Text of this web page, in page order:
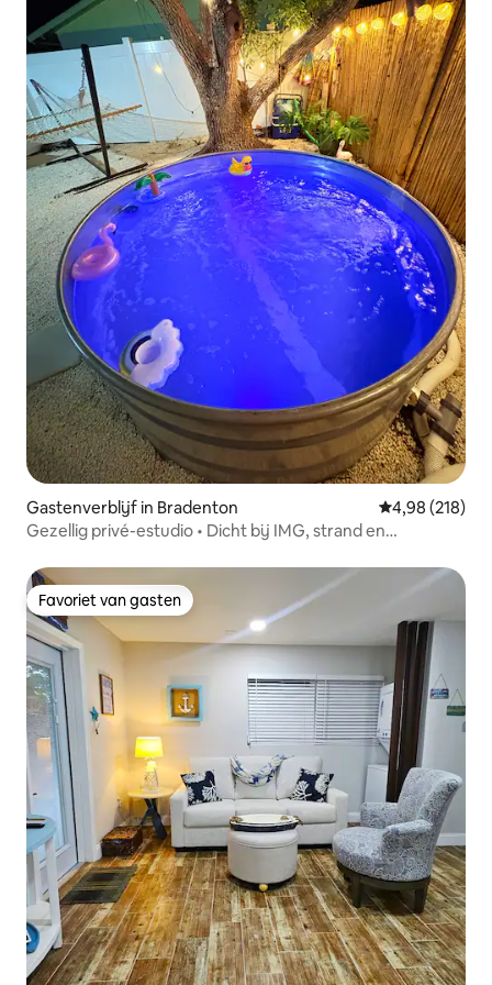
Gastenverblijf in Bradenton Gemiddelde
4,98 (218)
Gezellig privé-estudio • Dicht bij IMG, strand en
Favoriet van gasten
Favoriet van gasten